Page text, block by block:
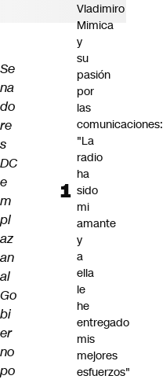
Se
na
do
re
s
DC
e
m
pl
az
an
al
Go
bi
er
no
po
Vladimiro
Mimica
y
su
pasión
por
las
comunicaciones:
"La
radio
ha
sido
mi
amante
y
a
ella
le
he
entregado
mis
mejores
esfuerzos"